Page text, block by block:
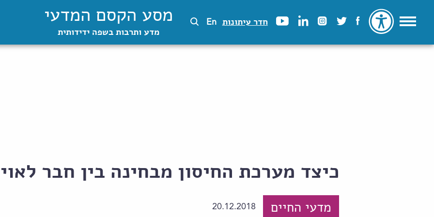
חדר עיתונות En מסע הקסם המדעי
מדע ותרבות בשפה ידידותית
כיצד מערכת החיסון מבחינה בין חבר
מדעי החיים 20.12.2018